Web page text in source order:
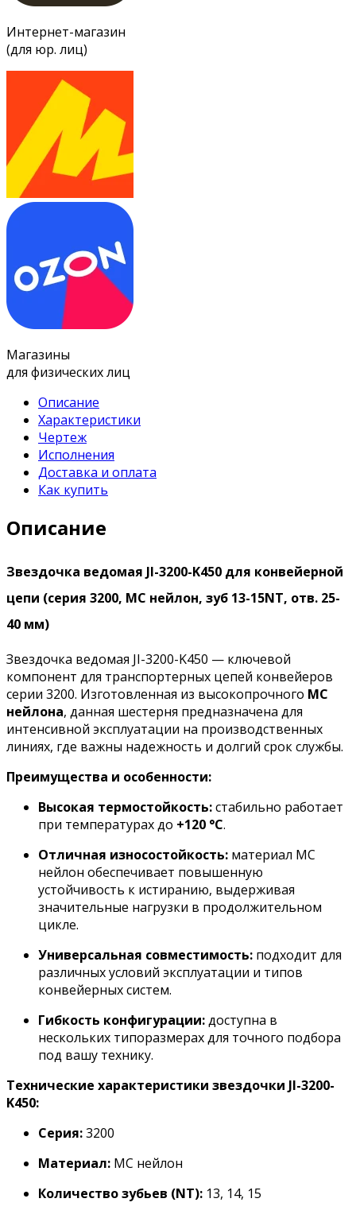
Интернет-магазин
(для юр. лиц)
Магазины
для физических лиц
Описание
Характеристики
Чертеж
Исполнения
Доставка и оплата
Как купить
Описание
Звездочка ведомая JI-3200-K450 для конвейерной
цепи (серия 3200, МС нейлон, зуб 13-15NT, отв. 25-
40 мм)
Звездочка ведомая JI-3200-K450 — ключевой
компонент для транспортерных цепей конвейеров
серии 3200. Изготовленная из высокопрочного МС
нейлона, данная шестерня предназначена для
интенсивной эксплуатации на производственных
линиях, где важны надежность и долгий срок службы.
Преимущества и особенности:
Высокая термостойкость:стабильно работает
при температурах до +120 °C.
Отличная износостойкость: материал МС
нейлон обеспечивает повышенную
устойчивость к истиранию, выдерживая
значительные нагрузки в продолжительном
цикле.
Универсальная совместимость: подходит для
различных условий эксплуатации и типов
конвейерных систем.
Гибкость конфигурации:доступна в
нескольких типоразмерах для точного подбора
под вашу технику.
Технические характеристики звездочки JI-3200-
K450:
Серия:3200
Материал: МС нейлон
Количество зубьев (NT): 13, 14, 15